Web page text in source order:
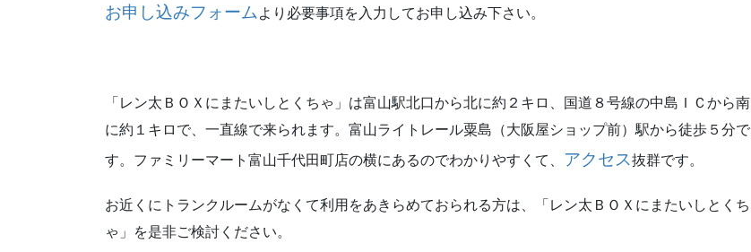
お申し込みフォームより必要事項を入力してお申し込み下さい。
「レン太ＢＯＸにまたいしとくちゃ」は富山駅北口から北に約２キロ、国道８号線の中島ＩＣから南
に約１キロで、一直線で来られます。富山ライトレール粟島（大阪屋ショップ前）駅から徒歩５分で
す。ファミリーマート富山千代田町店の横にあるのでわかりやすくて、
アクセス抜群です。
お近くにトランクルームがなくて利用をあきらめておられる方は、「レン太ＢＯＸにまたいしとくち
ゃ」を是非ご検討ください。